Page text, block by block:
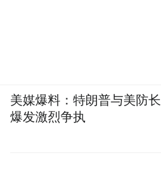
美媒爆料：特朗普与美防长
爆发激烈争执